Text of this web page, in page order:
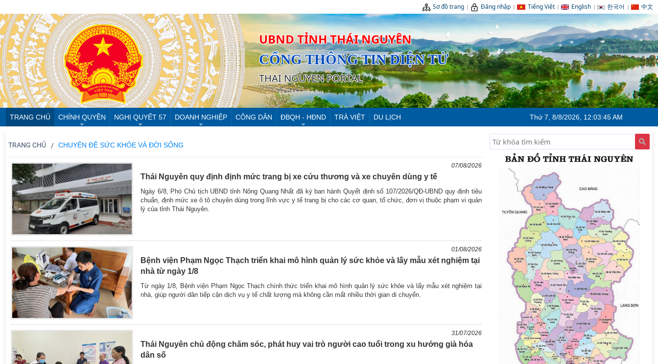
Sơ đồ trang Đăng nhập Tiếng Việt English 한국어 中文
UBND TỈNH THÁI NGUYÊN
CỔNG THÔNG TIN ĐIỆN TỬ
THAI NGUYEN PORTAL
TRANG CHỦ CHÍNH QUYỀN NGHỊ QUYẾT 57 DOANH NGHIỆP CÔNG DÂN ĐBQH - HĐND TRÀ VIỆT DU LỊCH Thứ 7, 8/8/2026, 12:03:46 AM
TRANG CHỦ CHUYÊN ĐỀ SỨC KHỎE VÀ ĐỜI SỐNG
07/08/2026
Thái Nguyên quy định định mức trang bị xe cứu thương và xe chuyên dùng y tế
Ngày 6/8, Phó Chủ tịch UBND tỉnh Nông Quang Nhất đã ký ban hành Quyết định số 107/2026/QĐ-UBND quy định tiêu
chuẩn, định mức xe ô tô chuyên dùng trong lĩnh vực y tế trang bị cho các cơ quan, tổ chức, đơn vị thuộc phạm vi quản
lý của tỉnh Thái Nguyên.
01/08/2026
Bệnh viện Phạm Ngọc Thạch triển khai mô hình quản lý sức khỏe và lấy mẫu xét nghiệm tại
nhà từ ngày 1/8
Từ ngày 1/8, Bệnh viện Phạm Ngọc Thạch chính thức triển khai mô hình quản lý sức khỏe và lấy mẫu xét nghiệm tại
nhà, giúp người dân tiếp cận dịch vụ y tế chất lượng mà không cần mất nhiều thời gian di chuyển.
31/07/2026
Thái Nguyên chủ động chăm sóc, phát huy vai trò người cao tuổi trong xu hướng già hóa
dân số